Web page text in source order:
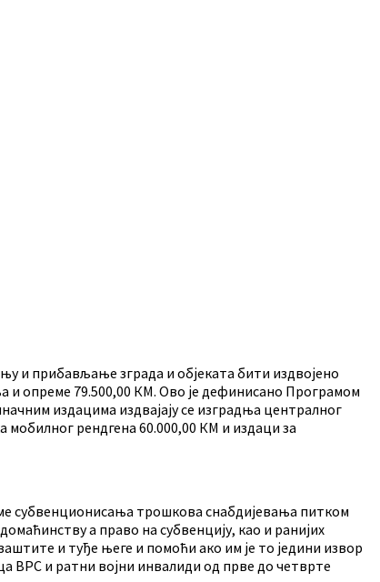
и прибављање зграда и објеката бити издвојено
и опреме 79.500,00 КМ. Ово је дефинисано Програмом
издацима издвајају се изградња централног
рендгена 60.000,00 КМ и издаци за
субвенционисања трошкова снабдијевања питком
а право на субвенцију, као и ранијих
и туђе његе и помоћи ако им је то једини извор
ВРС и ратни војни инвалиди од прве до четврте